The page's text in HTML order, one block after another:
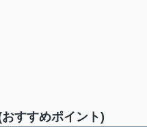
すすめポイント)